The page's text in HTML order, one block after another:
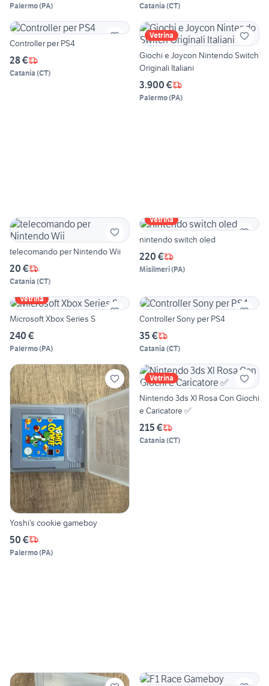
Palermo(PA) Catania (CT)
Controller per PS4
28 €
Catania (CT)
Vetrina
Giochi e Joycon Nintendo Switch
Originali Italiani
3.900 €
Palermo(PA)
telecomando per Nintendo Wii
20 €
Catania (CT)
Vetrina
nintendo switch oled
220 €
Misilmeri(PA)
Vetrina
Microsoft Xbox Series S
240 €
Palermo(PA)
Controller Sony per PS4
35 €
Catania (CT)
Yoshi’s cookie gameboy
50 €
Palermo(PA)
Vetrina
Nintendo 3ds Xl Rosa Con Giochi
e Caricatore ✅
215 €
Catania (CT)